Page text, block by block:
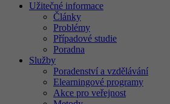
Užitečné informace
Články
Problémy
Případové studie
Poradna
Služby
Poradenství a vzdělávání
Elearningové programy
Akce pro veřejnost